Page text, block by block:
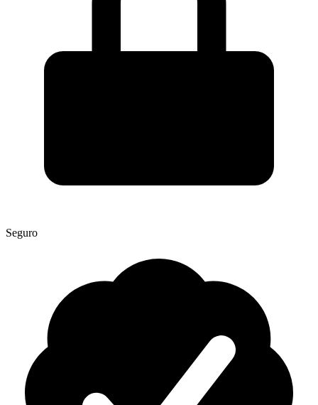
Seguro